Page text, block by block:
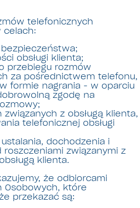
telefonicznych
celach:
obsługi klienta;
przebiegu rozmów
za pośrednictwem telefonu,
formie nagrania - w oparciu
zgodę na
z obsługą klienta,
telefonicznej obsługi
dochodzenia i
roszczeniami związanymi z
klienta.
że odbiorcami
Osobowych, które
przekazać są: